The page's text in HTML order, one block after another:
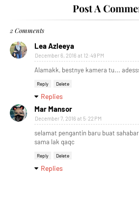
Post A
2 Comments
Lea Azleeya
December 6, 2016 at 12:49 PM
Alamakk, bestnye kamera tu...
Reply Delete
Replies
Mar Mansor
December 7, 2016 at 5:22 PM
selamat pengantin baru buat
sama lak qaqc
Reply Delete
Replies